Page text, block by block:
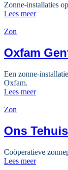
Zonne-installaties
Lees meer
Zon
Oxfam
Een zonne-
Oxfam.
Lees meer
Zon
Ons
Coöperatieve
Lees meer